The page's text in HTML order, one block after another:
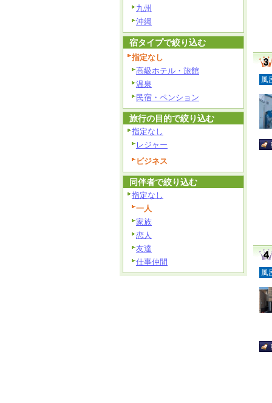
風
風
九州
沖縄
宿タイプで絞り込む
指定なし
高級ホテル・旅館
温泉
民宿・ペンション
旅行の目的で絞り込む
指定なし
レジャー
ビジネス
同伴者で絞り込む
指定なし
一人
家族
恋人
友達
仕事仲間